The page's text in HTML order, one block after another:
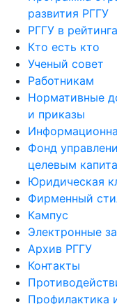
развития РГГУ
РГГУ в
Кто есть кто
Ученый совет
Работникам
Нормативные
и приказы
Фонд
целевым
Юридическая
Фирменный
Кампус
Электронные
Архив РГГУ
Контакты
Профилактика